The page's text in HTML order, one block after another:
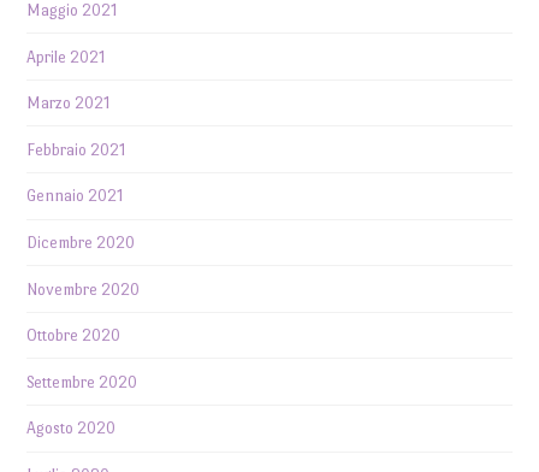
Maggio 2021
Aprile 2021
Marzo 2021
Febbraio 2021
Gennaio 2021
Dicembre 2020
Novembre 2020
Ottobre 2020
Settembre 2020
Agosto 2020